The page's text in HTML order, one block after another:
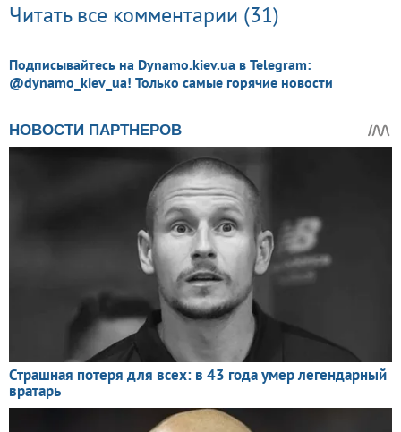
Читать все комментарии (31)
Подписывайтесь на Dynamo.kiev.ua в Telegram:
@dynamo_kiev_ua! Только самые горячие новости